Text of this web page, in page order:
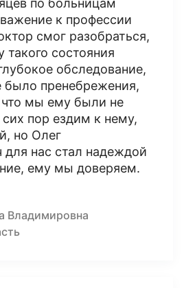
по больницам
к профессии
смог разобраться,
такого состояния
обследование,
было пренебрежения,
что мы ему были не
пор ездим к нему,
но Олег
для нас стал надеждой
ему мы доверяем.
Владимировна